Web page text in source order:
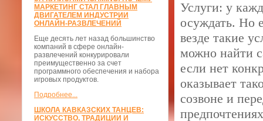
МАРКЕТИНГ СТАЛ ГЛАВНЫМ
ДВИГАТЕЛЕМ ИНДУСТРИИ
ОНЛАЙН-РАЗВЛЕЧЕНИЙ
Еще десять лет назад большинство
компаний в сфере онлайн-
развлечений конкурировали
преимущественно за счет
программного обеспечения и набора
игровых продуктов.
Подробнее...
ШКОЛА КАВКАЗСКИХ ТАНЦЕВ:
ИСКУССТВО, ТРАДИЦИИ И
Услуги: у
осуждать. Но
везде такие
можно найти
если нет
оказывает
созвоне и